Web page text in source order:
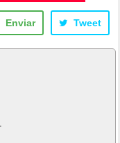
Enviar Tweet